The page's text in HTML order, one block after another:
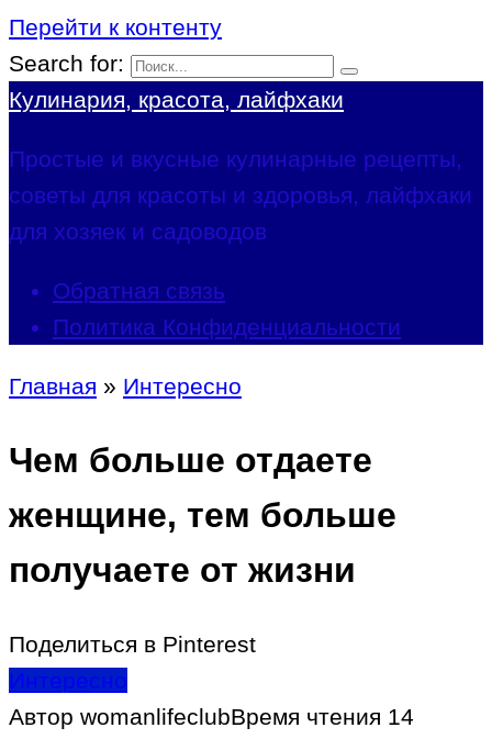
Перейти к контенту
Search for:
Кулинария, красота, лайфхаки
Простые и вкусные кулинарные рецепты,
советы для красоты и здоровья, лайфхаки
для хозяек и садоводов
Обратная связь
Политика Конфиденциальности
Главная » Интересно
Чем больше отдаете
женщине, тем больше
получаете от жизни
Поделиться в Pinterest
Интересно
Автор womanlifeclubВремя чтения 14